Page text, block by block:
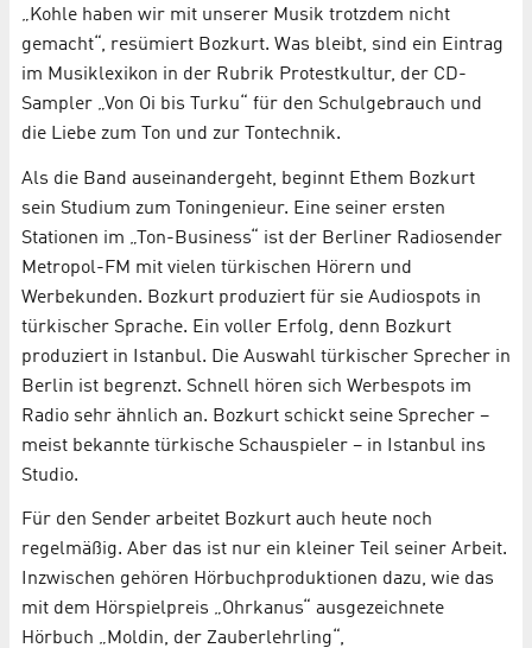
„Kohle haben wir mit unserer Musik trotzdem nicht
gemacht“, resümiert Bozkurt. Was bleibt, sind ein Eintrag
im Musiklexikon in der Rubrik Protestkultur, der CD-
Sampler „Von Oi bis Turku“ für den Schulgebrauch und
die Liebe zum Ton und zur Tontechnik.
Als die Band auseinandergeht, beginnt Ethem Bozkurt
sein Studium zum Toningenieur. Eine seiner ersten
Stationen im „Ton-Business“ ist der Berliner Radiosender
Metropol-FM mit vielen türkischen Hörern und
Werbekunden. Bozkurt produziert für sie Audiospots in
türkischer Sprache. Ein voller Erfolg, denn Bozkurt
produziert in Istanbul. Die Auswahl türkischer Sprecher in
Berlin ist begrenzt. Schnell hören sich Werbespots im
Radio sehr ähnlich an. Bozkurt schickt seine Sprecher –
meist bekannte türkische Schauspieler – in Istanbul ins
Studio.
Für den Sender arbeitet Bozkurt auch heute noch
regelmäßig. Aber das ist nur ein kleiner Teil seiner Arbeit.
Inzwischen gehören Hörbuchproduktionen dazu, wie das
mit dem Hörspielpreis „Ohrkanus“ ausgezeichnete
Hörbuch „Moldin, der Zauberlehrling“,